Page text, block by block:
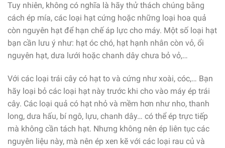
Tuy nhiên, không có nghĩa là hãy thử thách chúng bằng
cách ép mía, các loại hạt cứng hoặc những loại hoa quả
còn nguyên hạt để hạn chế áp lực cho máy. Một số loại hạt
bạn cần lưu ý như: hạt óc chó, hạt hạnh nhân còn vỏ, ổi
nguyên hạt, dưa lưới hoặc chanh dây chưa bỏ vỏ,…
Với các loại trái cây có hạt to và cứng như xoài, cóc,… Bạn
hãy loại bỏ các loại hạt này trước khi cho vào máy ép trái
cây. Các loại quả có hạt nhỏ và mềm hơn như nho, thanh
long, dưa hấu, bí ngô, lựu, chanh dây… có thể ép trực tiếp
mà không cần tách hạt. Nhưng không nên ép liên tục các
nguyên liệu này, mà nên ép xen kẽ với các loại rau củ và